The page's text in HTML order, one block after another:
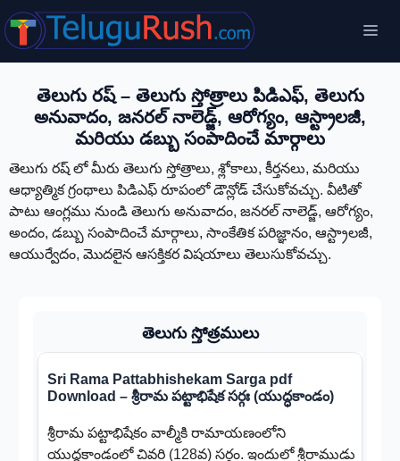
Skip
to
content
తెలుగు రష్ – తెలుగు స్తోత్రాలు పిడిఎఫ్, తెలుగు
అనువాదం, జనరల్ నాలెడ్జ్, ఆరోగ్యం, ఆస్ట్రాలజీ,
మరియు డబ్బు సంపాదించే మార్గాలు
తెలుగు రష్ లో మీరు తెలుగు స్తోత్రాలు, శ్లోకాలు, కీర్తనలు, మరియు
ఆధ్యాత్మిక గ్రంథాలు పిడిఎఫ్ రూపంలో డౌన్లోడ్ చేసుకోవచ్చు. వీటితో
పాటు ఆంగ్లము నుండి తెలుగు అనువాదం, జనరల్ నాలెడ్జ్, ఆరోగ్యం,
అందం, డబ్బు సంపాదించే మార్గాలు, సాంకేతిక పరిజ్ఞానం, ఆస్ట్రాలజీ,
ఆయుర్వేదం, మొదలైన ఆసక్తికర విషయాలు తెలుసుకోవచ్చు.
తెలుగు స్తోత్రములు
Sri Rama Pattabhishekam Sarga pdf
Download – శ్రీరామ పట్టాభిషేక సర్గః (యుద్ధకాండం)
శ్రీరామ పట్టాభిషేకం వాల్మీకి రామాయణంలోని
యుద్ధకాండంలో చివరి (128వ) సర్గం. ఇందులో శ్రీరాముడు